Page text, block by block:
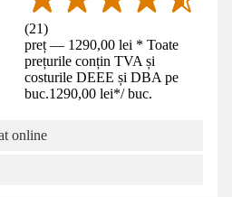
(21)
preț — 1290,00 lei * Toate
prețurile conțin TVA și
costurile DEEE și DBA pe
buc.1290,00 lei*/ buc.
online